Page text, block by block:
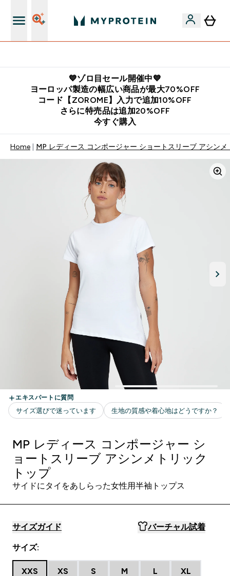
💙ゾロ目セール開催中💙
ヨーロッパ製造の幅広い商品が最大70%OFF
コード【ZOROME】入力で追加10%OFF
さらに特売品は追加20%OFF
今すぐ購入
Home MP レディース コンポージャー ショートスリーブ アシン
MP レディース コンポージャー シ
ョートスリーブ アシンメトリック
トップ
サイドにタイをあしらった女性用半袖トップス
サイズガイド バーチャル試着
サイズ:
XXS XS S M L XL